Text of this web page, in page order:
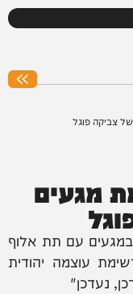
צביקה פוגל
מגעים
במגעים עם תת אלוף
עוצמה יהודית
נעדכן"